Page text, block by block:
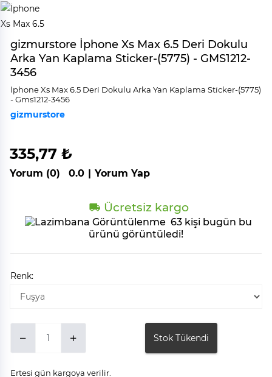
gizmurstore İphone Xs Max 6.5 Deri Dokulu
Arka Yan Kaplama Sticker-(5775) - GMS1212-
3456
İphone Xs Max 6.5 Deri̇ Dokulu Arka Yan Kaplama Sti̇cker-(5775)
- Gms1212-3456
gizmurstore
335,77 ₺
Yorum (0) 0.0 | Yorum Yap
Ücretsiz kargo
63 kişi bugün bu
ürünü görüntüledi!
Renk:
Stok Tükendi
Ertesi gün kargoya verilir.